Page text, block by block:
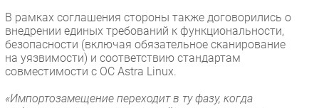
В рамках соглашения стороны также договорились о
внедрении единых требований к функциональности,
безопасности (включая обязательное сканирование
на уязвимости) и соответствию стандартам
совместимости с ОС Astra Linux.
«Импортозамещение переходит в ту фазу, когда